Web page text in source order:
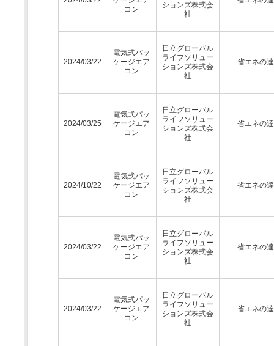
コン
ションズ株式会
社
2024/03/22
電気式パッ
ケージエア
コン
日立グローバル
ライフソリュー
ションズ株式会
社
省エネの
2024/03/25
電気式パッ
ケージエア
コン
日立グローバル
ライフソリュー
ションズ株式会
社
省エネの
2024/10/22
電気式パッ
ケージエア
コン
日立グローバル
ライフソリュー
ションズ株式会
社
省エネの
2024/03/22
電気式パッ
ケージエア
コン
日立グローバル
ライフソリュー
ションズ株式会
社
省エネの
2024/03/22
電気式パッ
ケージエア
コン
日立グローバル
ライフソリュー
ションズ株式会
社
省エネの